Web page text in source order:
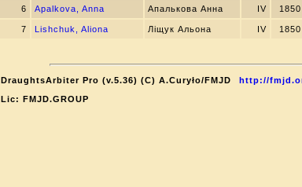
6 Apalkova, Anna Апалькова Анна IV 1850
7 Lishchuk, Aliona Ліщук Альона IV 1850
DraughtsArbiter Pro (v.5.36) (C) A.Curyło/FMJD
http://
Lic: FMJD.GROUP